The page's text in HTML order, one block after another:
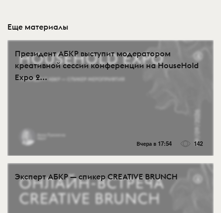
Еще материалы
Президент АБКР выступит модератором
креативной сессии конференции на HouseHold
Expo 2...
Вчера в 17:54 142
Эксперт АБКР — спикер CREATIVE BRUNCH